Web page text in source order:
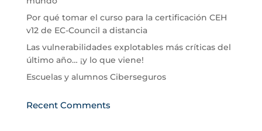
Por qué tomar el curso para la certificación CEH
v12 de EC-Council a distancia
Las vulnerabilidades explotables más críticas del
último año… ¡y lo que viene!
Escuelas y alumnos Ciberseguros
Recent Comments